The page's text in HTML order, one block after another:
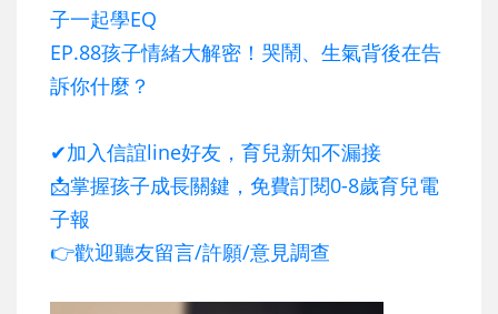
子一起學EQ
EP.88孩子情緒大解密！哭鬧、生氣背後在告
訴你什麼？
✔加入信誼line好友，育兒新知不漏接
📩掌握孩子成長關鍵，免費訂閱0-8歲育兒電
子報
👉歡迎聽友留言/許願/意見調查